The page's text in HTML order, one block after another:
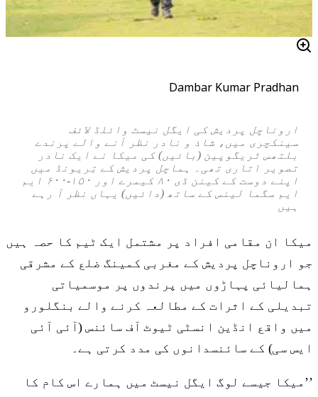
Dambar Kumar Pradhan
اروناچل پردیش کی ایگل نیسٹ وائلڈ لائف
سینکچری میں، شاذ و نادر نظر آنے والے پرندے
بلتھس ٹریگوپین (بائیں) کی میکا نے ایک نادر
تصویر اتاری تھی۔ ہماچل پردیش کے تِریونڈ میں
اپنے دوست کے کینن ڈی ۸۰ کیمرے اور ۱۵۰-۶۰۰ ایم
ایم سگما لینس کے ساتھ (دائیں) یہاں نظر آ رہے
ہیں
میکا ان مقامی افراد پر مشتمل ایک ٹیم کا حصہ ہیں
جو اروناچل پردیش کے مغربی کمینگ ضلع کے مشرقی
ہمالیائی پہاڑوں میں پرندوں پر موسمیاتی
تبدیلی کے اثرات کے مطالعہ کرنے والے بنگلورو
میں واقع انڈین انسٹی ٹیوٹ آف سائنس (آئی آئی
ایس سی) کے سائنسدانوں کی مدد کرتی ہے۔
’’میکا جیسے لوگ ایگل نیسٹ میں ہمارے اس کام کا